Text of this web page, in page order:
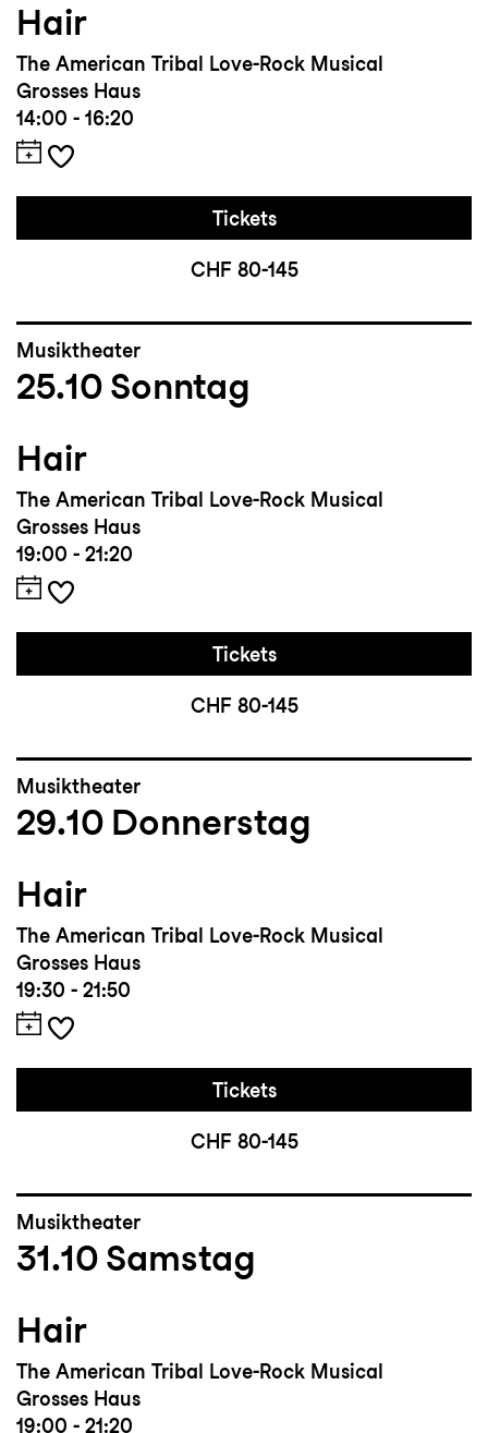
Hair
The American Tribal Love-Rock Musical
Grosses Haus
14:00 - 16:20
Tickets
CHF 80-145
Musiktheater
25.10 Sonntag
Hair
The American Tribal Love-Rock Musical
Grosses Haus
19:00 - 21:20
Tickets
CHF 80-145
Musiktheater
29.10 Donnerstag
Hair
The American Tribal Love-Rock Musical
Grosses Haus
19:30 - 21:50
Tickets
CHF 80-145
Musiktheater
31.10 Samstag
Hair
The American Tribal Love-Rock Musical
Grosses Haus
19:00 - 21:20